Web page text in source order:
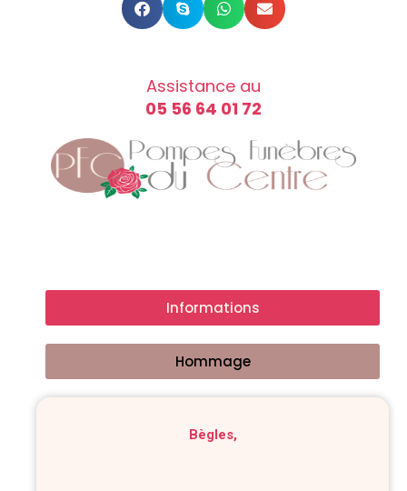
Assistance au
05 56 64 01 72
Informations
Hommage
Bègles,